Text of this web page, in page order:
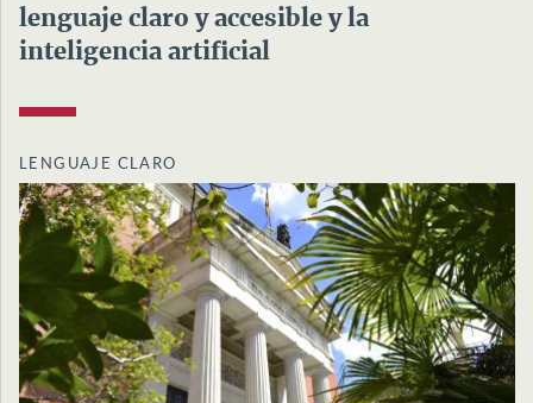
lenguaje claro y accesible y la
inteligencia artificial
LENGUAJE CLARO